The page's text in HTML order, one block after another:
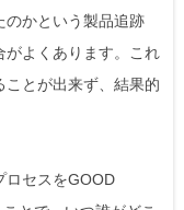
のかという製品追跡
がよくあります。これ
ことが出来ず、結果的
ロセスをGOOD